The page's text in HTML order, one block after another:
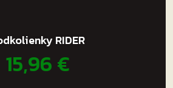
RIDER
15,96€